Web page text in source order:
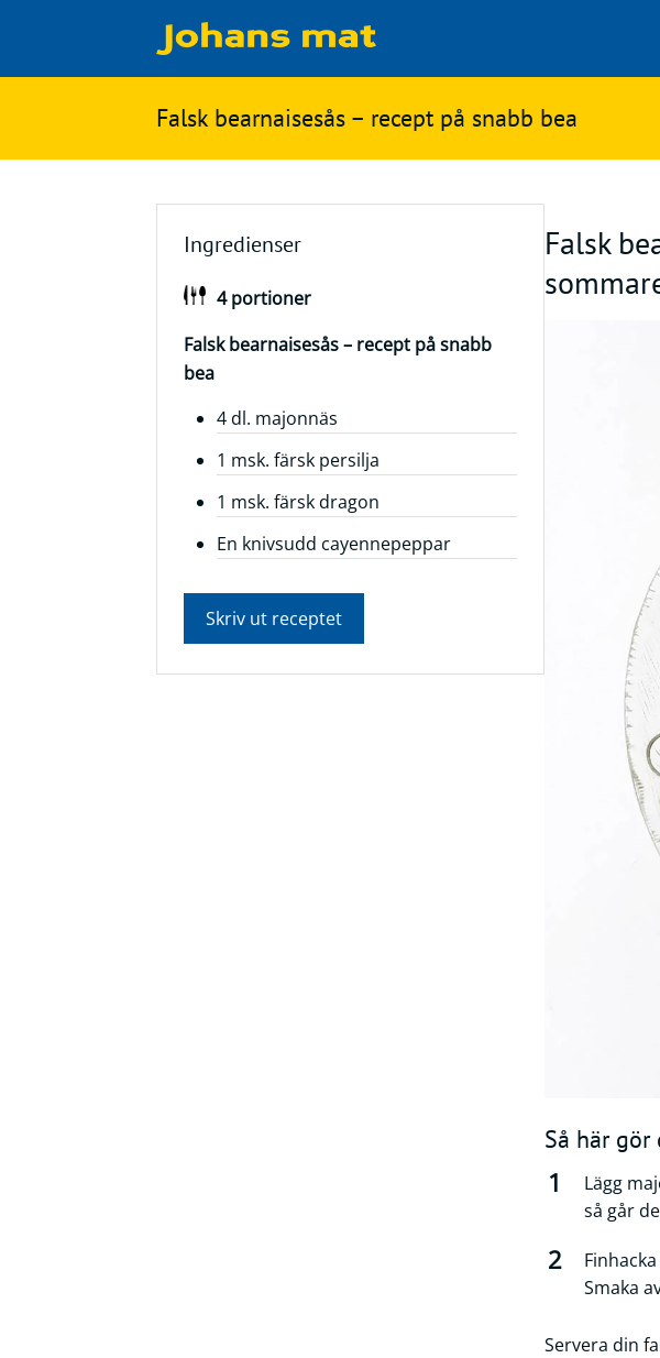
Matbloggen
Innertemperaturer
Ingredienser
på
Falsk bearnaisesås – recept på snabb bea
Ingredienser
4 portioner
Falsk bearnaisesås – recept på snabb
bea
4 dl. majonnäs
1 msk. färsk persilja
1 msk. färsk dragon
En knivsudd cayennepeppar
Skriv ut receptet
Falsk
Så här gör
Lägg
så går
Smaka
Servera din